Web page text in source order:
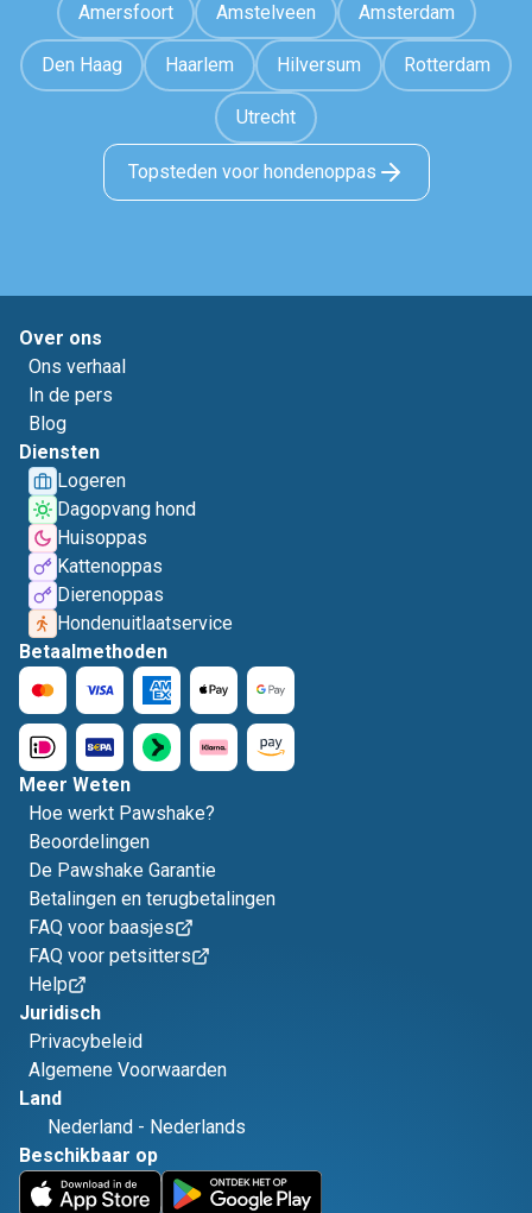
Amersfoort Amstelveen Amsterdam
Den Haag Haarlem Hilversum Rotterdam
Utrecht
Topsteden voor hondenoppas
Over ons
Ons verhaal
In de pers
Blog
Diensten
Logeren
Dagopvang hond
Huisoppas
Kattenoppas
Dierenoppas
Hondenuitlaatservice
Betaalmethoden
Meer Weten
Hoe werkt Pawshake?
Beoordelingen
De Pawshake Garantie
Betalingen en terugbetalingen
FAQ voor baasjes
FAQ voor petsitters
Help
Juridisch
Privacybeleid
Algemene Voorwaarden
Land
Nederland - Nederlands
Beschikbaar op